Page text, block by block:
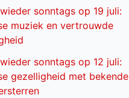
sonntags op 19 juli:
muziek en vertrouwde
sonntags op 12 juli:
gezelligheid met bekende